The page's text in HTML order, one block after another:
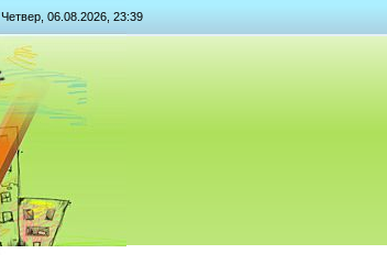
Четвер, 06.08.2026, 23:39